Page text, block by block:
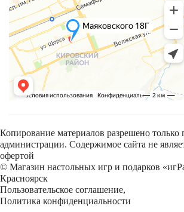
Копирование материалов разрешено только
администрации. Содержимое сайта не
офертой
© Магазин настольных игр и подарков
Красноярск
Пользовательское соглашение,
Политика конфиденциальности